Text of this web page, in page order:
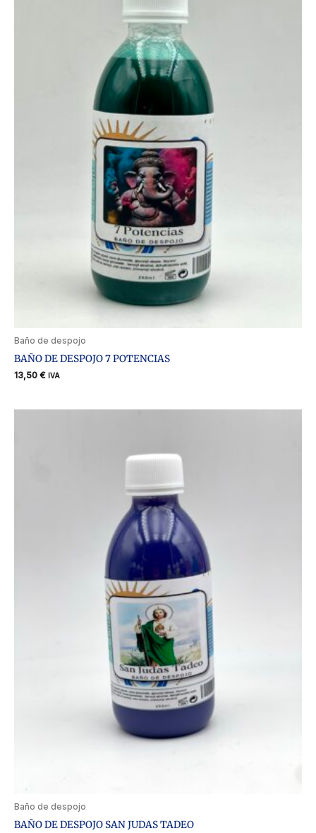
Baño de despojo
BAÑO DE DESPOJO 7 POTENCIAS
13,50 € IVA
Baño de despojo
BAÑO DE DESPOJO SAN JUDAS TADEO